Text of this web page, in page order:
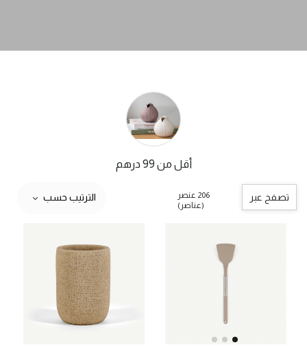
أقل من 99 درهم
تصفح عبر
206 عنصر
(عناصر)
الترتيب حسب